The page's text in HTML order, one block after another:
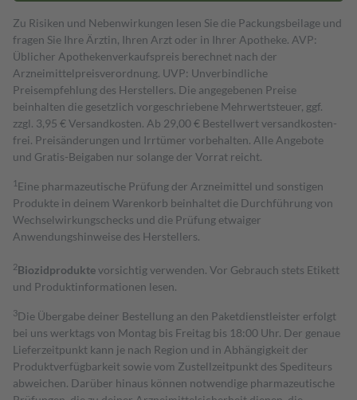
Zu Risiken und Nebenwirkungen lesen Sie die Packungsbeilage und
fragen Sie Ihre Ärztin, Ihren Arzt oder in Ihrer Apotheke. AVP:
Üblicher Apothekenverkaufspreis berechnet nach der
Arzneimittelpreisverordnung. UVP: Unverbindliche
Preisempfehlung des Herstellers. Die angegebenen Preise
beinhalten die gesetzlich vorgeschriebene Mehrwertsteuer, ggf.
zzgl. 3,95 € Versandkosten. Ab 29,00 € Bestell­wert versand­kosten­
frei. Preisänderungen und Irrtümer vorbehalten. Alle Angebote
und Gratis-Beigaben nur solange der Vorrat reicht.
1 Eine pharmazeutische Prüfung der Arzneimittel und sonstigen
Produkte in deinem Warenkorb beinhaltet die Durchführung von
Wechselwirkungschecks und die Prüfung etwaiger
Anwendungshinweise des Herstellers.
2Biozidproduktevorsichtig verwenden. Vor Gebrauch stets Etikett
und Produktinformationen lesen.
3Die Übergabe deiner Bestellung an den Paketdienstleister erfolgt
bei uns werktags von Montag bis Freitag bis 18:00 Uhr. Der genaue
Lieferzeitpunkt kann je nach Region und in Abhängigkeit der
Produktverfügbarkeit sowie vom Zustellzeitpunkt des Spediteurs
abweichen. Darüber hinaus können notwendige pharmazeutische